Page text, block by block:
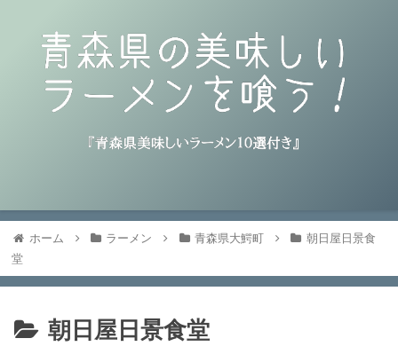
ホーム ラーメン 青森県大鰐町
朝日屋日景食
堂
朝日屋日景食堂